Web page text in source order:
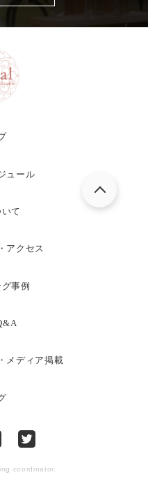
ュール
て
アクセス
事例
メディア掲載
coordinator.